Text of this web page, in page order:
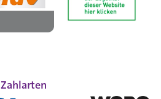
Zahlarten